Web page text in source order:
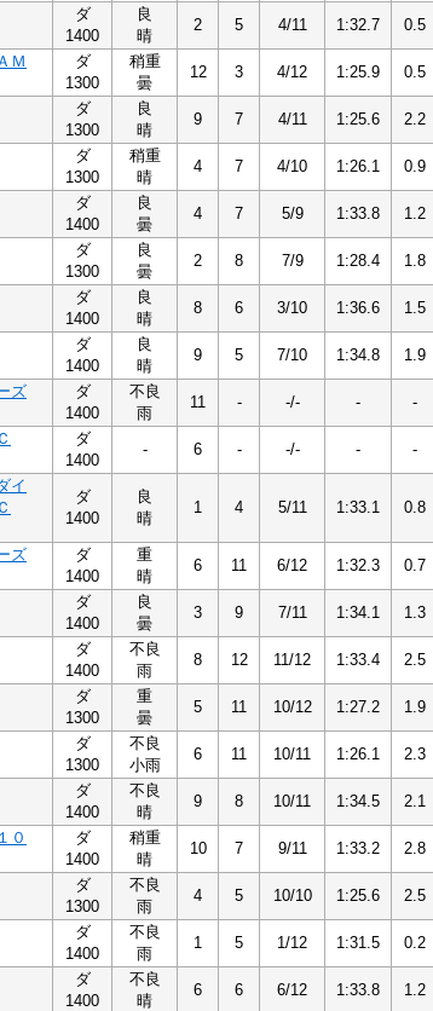
ダ
1400
良
晴
2 5 4/11 1:32.7 0.5
Ｍ
ダ
1300
稍重
曇
12 3 4/12 1:25.9 0.5
ダ
1300
良
晴
9 7 4/11 1:25.6 2.2
ダ
1300
稍重
晴
4 7 4/10 1:26.1 0.9
ダ
1400
良
曇
4 7 5/9 1:33.8 1.2
ダ
1300
良
曇
2 8 7/9 1:28.4 1.8
ダ
1400
良
晴
8 6 3/10 1:36.6 1.5
ダ
1400
良
晴
9 5 7/10 1:34.8 1.9
ズ
ダ
1400
不良
雨
11 - -/- - -
ダ
1400
- 6 - -/- - -
イ
ダ
1400
良
晴
1 4 5/11 1:33.1 0.8
ズ
ダ
1400
重
晴
6 11 6/12 1:32.3 0.7
ダ
1400
良
曇
3 9 7/11 1:34.1 1.3
ダ
1400
不良
雨
8 12 11/12 1:33.4 2.5
ダ
1300
重
曇
5 11 10/12 1:27.2 1.9
ダ
1300
不良
小雨
6 11 10/11 1:26.1 2.3
ダ
1400
不良
晴
9 8 10/11 1:34.5 2.1
０
ダ
1400
稍重
晴
10 7 9/11 1:33.2 2.8
ダ
1300
不良
雨
4 5 10/10 1:25.6 2.5
ダ
1400
不良
雨
1 5 1/12 1:31.5 0.2
ダ
1400
不良
晴
6 6 6/12 1:33.8 1.2